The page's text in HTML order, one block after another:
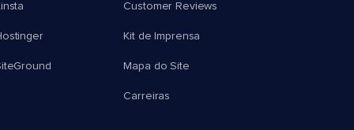
Customer Reviews
Kit de Imprensa
Mapa do Site
Carreiras